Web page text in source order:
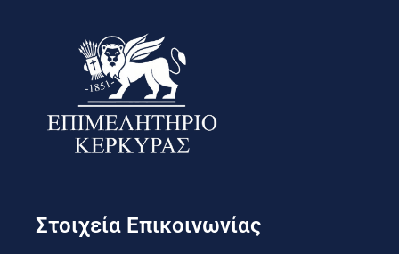
Στοιχεία Επικοινωνίας